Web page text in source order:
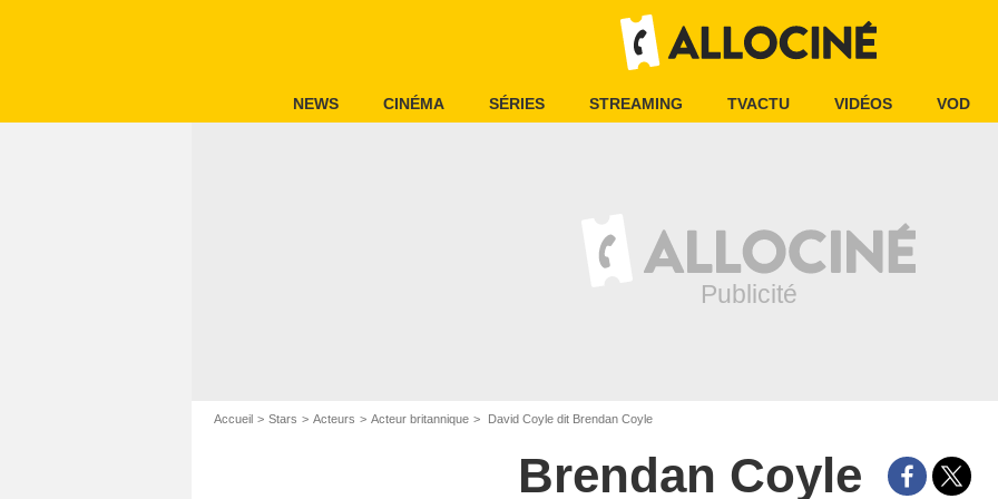
NEWS CINÉMA SÉRIES STREAMING TVACTU VIDÉOS VOD
Accueil Stars Acteurs Acteur britannique David Coyle dit Brendan Coyle
Brendan Coyle